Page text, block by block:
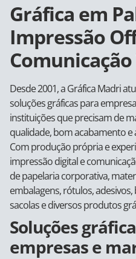
Gráfica em
Impressão
Desde 2001, a Gráfica Madri
soluções gráficas para
instituições que precisam de
qualidade, bom acabamento
Com produção própria e
impressão digital e
de papelaria corporativa,
embalagens, rótulos,
sacolas e diversos produtos
Soluções
empresas e